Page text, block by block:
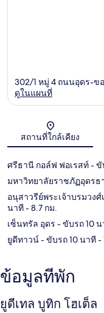
302/1 หมู่ 4 ถนนอุดร-ข
ดูในแผนที่
สถานที่ใกล้เคียง
ศรีธานี กอล์ฟ ฟอเรสท์- ขั
มหาวิทยาลัยราชภัฏอุดรธ
อนุสาวรีย์พระเจ้าบรมวง
นาที- 8.7 กม.
เซ็นทรัล อุดร - ขับรถ 10
ยูดีทาวน์- ขับรถ 10 นาที-
ข้อมูลที่พัก
ยูดีเทล บูทิก โฮเต็ล